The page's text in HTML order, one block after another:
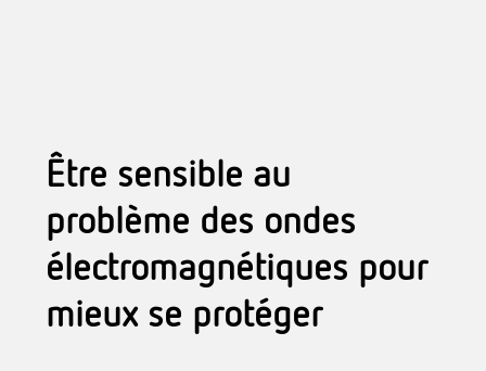
Être sensible au
problème des ondes
électromagnétiques pour
mieux se protéger